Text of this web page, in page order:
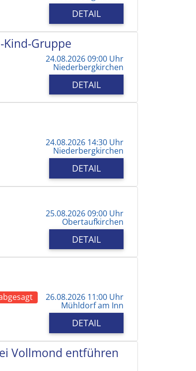
DETAIL
Gruppe
24.08.2026 09:00 Uhr
Niederbergkirchen
DETAIL
24.08.2026 14:30 Uhr
Niederbergkirchen
DETAIL
25.08.2026 09:00 Uhr
Obertaufkirchen
DETAIL
26.08.2026 11:00 Uhr
Mühldorf am Inn
DETAIL
Vollmond entführen